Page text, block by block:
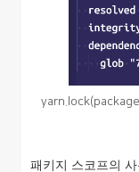
패키지 스코프의